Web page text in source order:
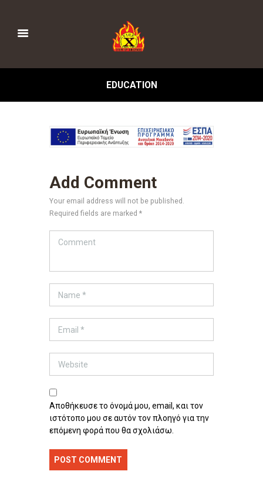
EDUCATION
Add Comment
Your email address will not be published.
Required fields are marked *
Αποθήκευσε το όνομά μου, email, και τον
ιστότοπο μου σε αυτόν τον πλοηγό για την
επόμενη φορά που θα σχολιάσω.